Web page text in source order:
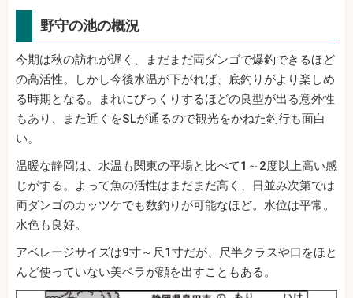
野守の池の概況
今期は秋の訪れが遅く、まだまだ両ダンゴで爆釣できるほど
の高活性。しかし今後水温が下がれば、底釣りがより楽しめ
る時期となる。まれにびっくりするほどの良型が出る意外性
もあり、また近くをSLが通るので観光をかねた釣行も面白
い。
温暖な静岡は、水温も関東の平場と比べて1～2度以上高い感
じがする。よって魚の活性はまだまだ高く、日並み次第では
両ダンゴのカッツケでも数釣りが可能なほど。水位は平常。
水色も良好。
アベレージサイズは9寸～尺1寸だが、尺半クラスや口をほと
んど使っていない美ベラが顔を出すこともある。